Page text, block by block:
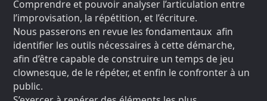
Comprendre et pouvoir analyser l’articulation entre
l’improvisation, la répétition, et l’écriture.
Nous passerons en revue les fondamentaux afin
identifier les outils nécessaires à cette démarche,
afin d’être capable de construire un temps de jeu
clownesque, de le répéter, et enfin le confronter à un
public.